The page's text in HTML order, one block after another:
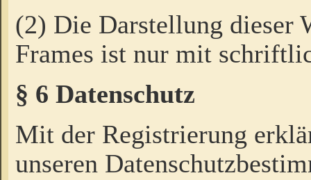
(2) Die Darstellung dieser
Frames ist nur mit
§ 6 Datenschutz
Mit der Registrierung
unseren